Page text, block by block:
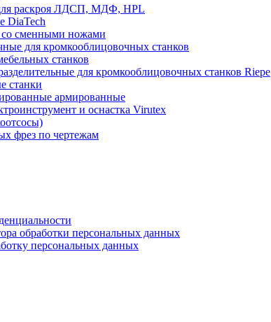
раскроя ЛДСП, МДФ, HPL
DiaTech
сменными ножами
для кромкооблицовочных станков
станков
для кромкооблицовочных станков Riepe
станки
армированные
и оснастка Virutex
фрез по чертежам
обработки персональных данных
персональных данных